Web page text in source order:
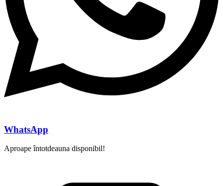
WhatsApp
Aproape întotdeauna disponibil!